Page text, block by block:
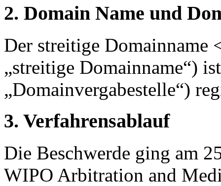
2. Domain Name und
Der streitige Domainname
„streitige Domainname“)
„Domainvergabestelle“)
3. Verfahrensablauf
Die Beschwerde ging am
WIPO Arbitration and